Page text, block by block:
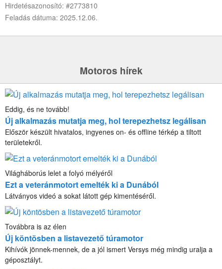
Hirdetésazonosító: #2773810
Feladás dátuma: 2025.12.06.
Motoros hírek
Eddig, és ne tovább!
Új alkalmazás mutatja meg, hol terepezhetsz legálisan
Először készült hivatalos, ingyenes on- és offline térkép a tiltott
területekről.
Világháborús lelet a folyó mélyéről
Ezt a veteránmotort emelték ki a Dunából
Látványos videó a sokat látott gép kimentéséről.
Továbbra is az élen
Új köntösben a listavezető túramotor
Kihívók jönnek-mennek, de a jól ismert Versys még mindig uralja a
géposztályt.